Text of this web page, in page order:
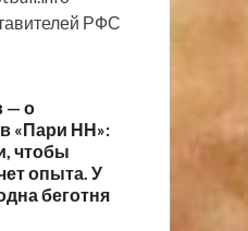
РФС
— о
«Пари НН»:
чтобы
опыта. У
беготня